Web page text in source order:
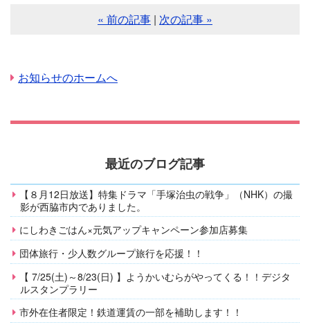
« 前の記事 | 次の記事 »
お知らせのホームへ
最近のブログ記事
【８月12日放送】特集ドラマ「手塚治虫の戦争」（NHK）の撮
影が西脇市内でありました。
にしわきごはん×元気アップキャンペーン参加店募集
団体旅行・少人数グループ旅行を応援！！
【 7/25(土)～8/23(日) 】ようかいむらがやってくる！！デジタ
ルスタンプラリー
市外在住者限定！鉄道運賃の一部を補助します！！